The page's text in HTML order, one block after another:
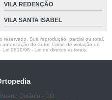
VILA REDENÇÃO
VILA SANTA ISABEL
Sua reprodução, parcial ou total,
do autor. Crime de violação de
Lei 9610/98 - Lei de direitos autorais
Goiânia - GO